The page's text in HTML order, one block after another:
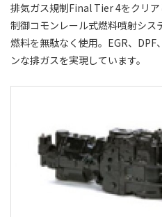
排気ガス規制Final Tier 4をクリ
制御コモンレール式燃料噴射シス
燃料を無駄なく使用。EGR、DPF
ンな排ガスを実現しています。